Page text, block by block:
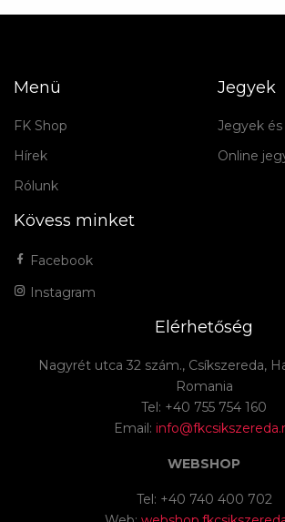
Menü
FK Shop
Hírek
Rólunk
Jegyek
Jegyek
Online
Kövess minket
Facebook
Instagram
Elérhetőség
Nagyrét utca 32 szám., Csíkszereda,
Romania
Tel: +40 755 754 160
Email:
WEBSHOP
Tel: +40 740 400 702